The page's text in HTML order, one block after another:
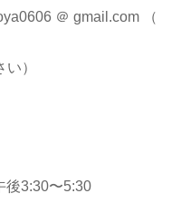
＠ gmail.com （
）
3:30〜5:30